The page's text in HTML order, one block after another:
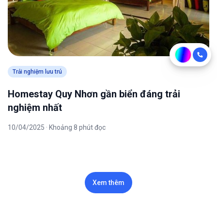
Trải nghiệm lưu trú
Homestay Quy Nhơn gần biển đáng trải
nghiệm nhất
10/04/2025 · Khoảng 8 phút đọc
Xem thêm